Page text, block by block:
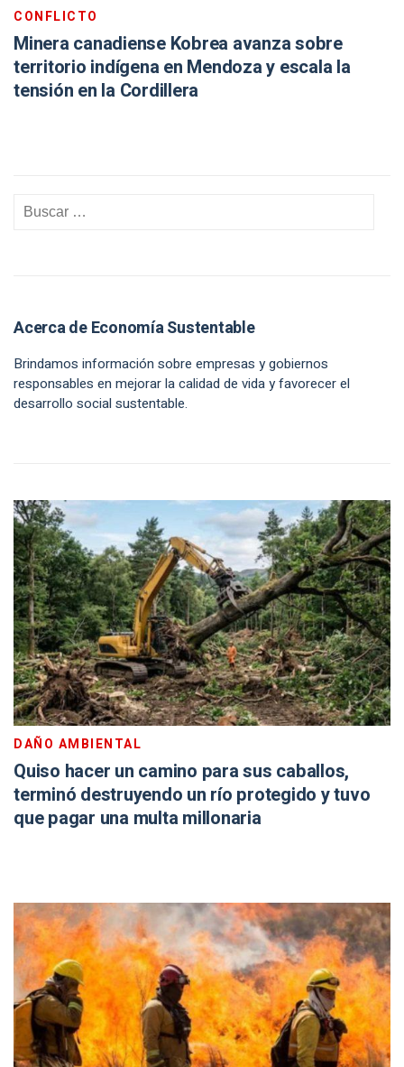
CONFLICTO
Minera canadiense Kobrea avanza sobre
territorio indígena en Mendoza y escala la
tensión en la Cordillera
Acerca de Economía Sustentable
Brindamos información sobre empresas y gobiernos
responsables en mejorar la calidad de vida y favorecer el
desarrollo social sustentable.
DAÑO AMBIENTAL
Quiso hacer un camino para sus caballos,
terminó destruyendo un río protegido y tuvo
que pagar una multa millonaria